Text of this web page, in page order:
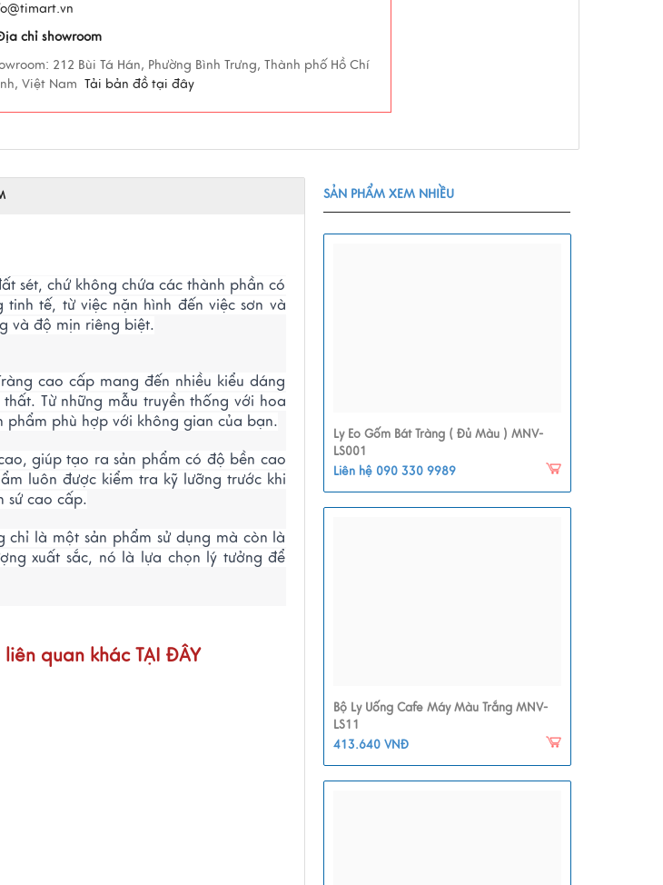
chỉ showroom
212 Bùi Tá Hán, Phường Bình Trưng, Thành phố Hồ Chí
Việt NamTải bản đồ tại đây
sét, chứ không chứa các thành phần có
tế, từ việc nặn hình đến việc sơn và
và độ mịn riêng biệt.
cao cấp mang đến nhiều kiểu dáng
Từ những mẫu truyền thống với hoa
phẩm phù hợp với không gian của bạn.
giúp tạo ra sản phẩm có độ bền cao
luôn được kiểm tra kỹ lưỡng trước khi
sứ cao cấp.
chỉ là một sản phẩm sử dụng mà còn là
xuất sắc, nó là lựa chọn lý tưởng để
liên quan khác TẠI ĐÂY
SẢN PHẨM XEM NHIỀU
Ly Eo Gốm Bát Tràng ( Đủ Màu ) MNV-
LS001
Liên hệ 090 330 9989
Bộ Ly Uống Cafe Máy Màu Trắng MNV-
LS11
413.640 VNĐ